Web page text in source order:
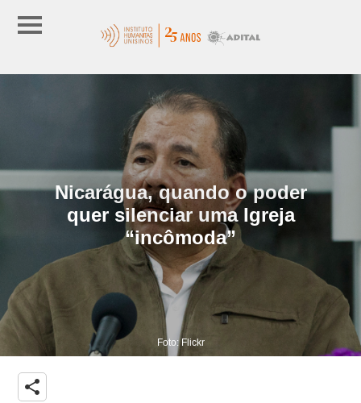
Nicarágua, quando o poder
quer silenciar uma Igreja
“incômoda”
Foto: Flickr
share